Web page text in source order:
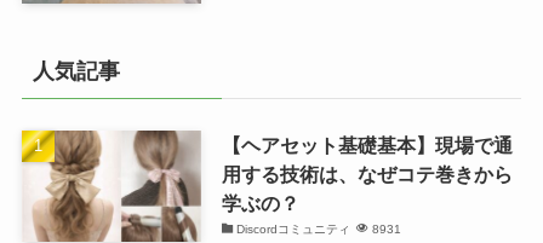
人気記事
【ヘアセット基礎基本】現場で通
用する技術は、なぜコテ巻きから
学ぶの？
Discordコミュニティ 8931